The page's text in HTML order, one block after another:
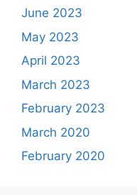
June 2023
May 2023
April 2023
March 2023
February 2023
March 2020
February 2020